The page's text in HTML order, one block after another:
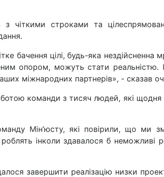
з чіткими строками та
бачення цілі, будь-яка нездійсненна
опором, можуть стати
міжнародних партнерів», - сказав
команди з тисяч людей, які щодня
Мін’юсту, які повірили, що ми
інколи здавалося б неможливі
завершити реалізацію низки